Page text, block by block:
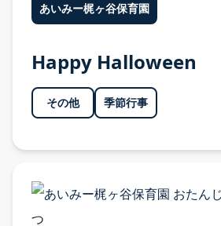
あいみー梶ヶ谷保育園
Happy Halloween
その他 季節行事